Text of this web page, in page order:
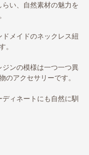
い、自然素材の魅力を
メイドのネックレス紐
。
ンの模様は一つ一つ異
のアクセサリーです。
ィネートにも自然に馴